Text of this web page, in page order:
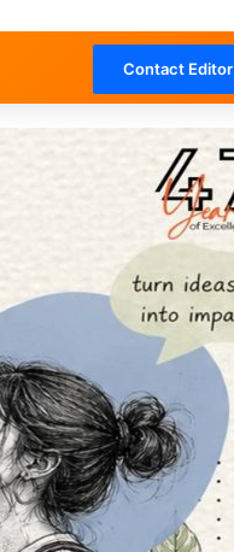
Contact Editor